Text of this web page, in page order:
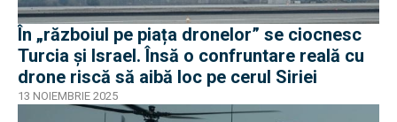
În „războiul pe piața dronelor” se ciocnesc
Turcia și Israel. Însă o confruntare reală cu
drone riscă să aibă loc pe cerul Siriei
13 NOIEMBRIE 2025